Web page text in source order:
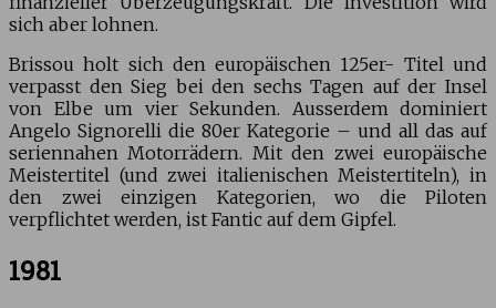
sich aber lohnen.
Brissou holt sich den europäischen 125er- Titel und
verpasst den Sieg bei den sechs Tagen auf der Insel
von Elbe um vier Sekunden. Ausserdem dominiert
Angelo Signorelli die 80er Kategorie – und all das auf
seriennahen Motorrädern. Mit den zwei europäische
Meistertitel (und zwei italienischen Meistertiteln), in
den zwei einzigen Kategorien, wo die Piloten
verpflichtet werden, ist Fantic auf dem Gipfel.
1981